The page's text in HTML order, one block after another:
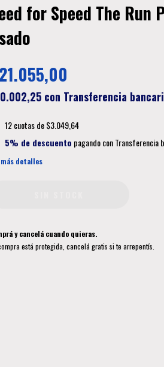
for Speed The Run
con Transferencia
12 cuotas de$3.049,64
5% de descuento pagando con Transferencia
más detalles
y cancelá cuando quieras.
está protegida, cancelá gratis si te arrepentís.